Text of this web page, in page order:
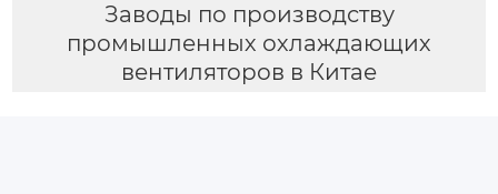
Заводы по производству
промышленных охлаждающих
вентиляторов в Китае